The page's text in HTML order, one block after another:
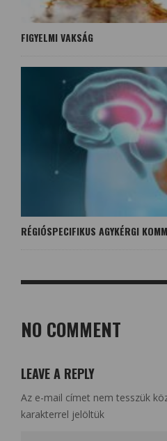
FIGYELMI VAKSÁG
RÉGIÓSPECIFIKUS AGYKÉRGI
NO COMMENT
LEAVE A REPLY
Az e-mail címet nem tesszük
karakterrel jelöltük